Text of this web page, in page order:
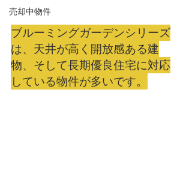
売却中物件
ブルーミングガーデンシリーズ
は、天井が高く開放感ある建
物、そして長期優良住宅に対応
している物件が多いです。